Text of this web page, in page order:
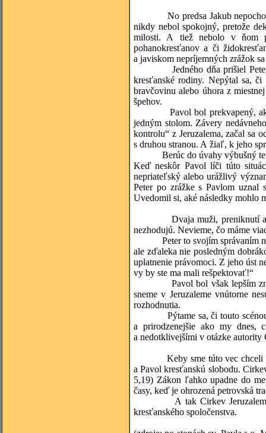
No predsa Jakub nepochopil
nikdy nebol spokojný, pretože
milosti. A tiež nebolo v ňom
pohanokresťanov a či
a javiskom nepríjemných zrážok
Jedného dňa prišiel Peter
kresťanské rodiny. Nepýtal sa,
bravčovinu alebo úhora z
špehov.
Pavol bol prekvapený, ako
jedným stolom. Závery
kontrolu“ z Jeruzalema, začal sa
s druhou stranou. A žiaľ, k jeho
Berúc do úvahy výbušný
Keď neskôr Pavol líči túto
nepriateľský alebo urážlivý
Peter po zrážke s Pavlom
Uvedomil si, aké následky mohlo
Dvaja muži, preniknutí až do
nezhodujú. Nevieme, čo máme
Peter to svojím správaním
ale zďaleka nie posledným
uplatnenie právomoci. Z jeho úst
vy by ste ma mali rešpektovať!“
Pavol bol však lepším
sneme v Jeruzaleme vnútorne
rozhodnutia.
Pýtame sa, či touto scénou
a prirodzenejšie ako my dnes,
a nedotklivejšími v otázke autority
Keby sme túto vec chceli
a Pavol kresťanskú slobodu.
5,19) Zákon ľahko upadne do
časy, keď je ohrozená petrovská
A tak Cirkev
kresťanského spoločenstva.